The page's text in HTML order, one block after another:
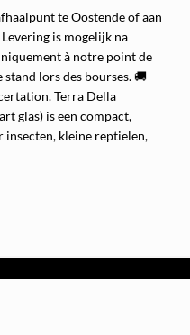
te Oostende of aan
is mogelijk na
à notre point de
lors des bourses. 🚚
Terra Della
glas) is een compact,
kleine reptielen,